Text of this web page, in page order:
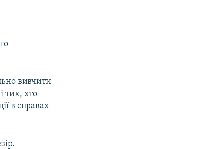
вивчити
тих, хто
в справах